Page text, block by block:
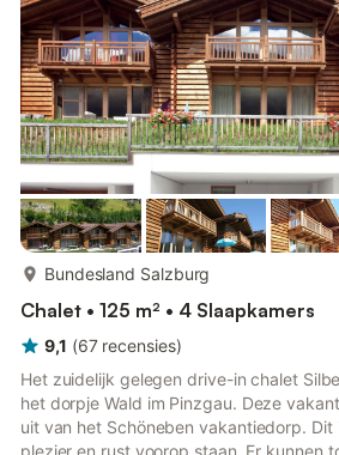
Oostenrijkse vakantiehuis bestaat uit 3
veel ...
Bundesland Salzburg
Chalet • 125 m² • 4 Slaapkamers
9,1 (67 recensies)
Het zuidelijk gelegen drive-in chalet
het dorpje Wald im Pinzgau. Deze
uit van het Schöneben vakantiedorp. Dit
plezier en rust voorop staan. Er kunnen